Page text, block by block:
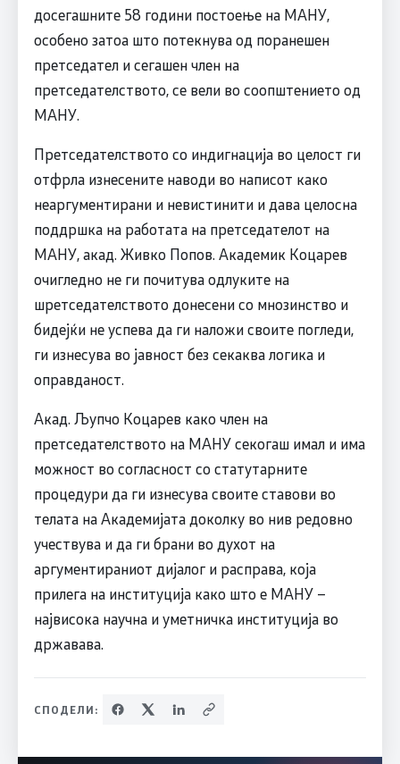
досегашните 58 години постоење на МАНУ,
особено затоа што потекнува од поранешен
претседател и сегашен член на
претседателството, се вели во соопштението од
МАНУ.
Претседателството со индигнација во целост ги
отфрла изнесените наводи во написот како
неаргументирани и невистинити и дава целосна
поддршка на работата на претседателот на
МАНУ, акад. Живко Попов. Академик Коцарев
очигледно не ги почитува одлуките на
шретседателството донесени со мнозинство и
бидејќи не успева да ги наложи своите погледи,
ги изнесува во јавност без секаква логика и
оправданост.
Акад. Љупчо Коцарев како член на
претседателството на МАНУ секогаш имал и има
можност во согласност со статутарните
процедури да ги изнесува своите ставови во
телата на Академијата доколку во нив редовно
учествува и да ги брани во духот на
аргументираниот дијалог и расправа, која
прилега на институција како што е МАНУ –
највисока научна и уметничка институција во
државава.
СПОДЕЛИ: